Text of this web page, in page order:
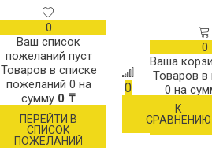
0
Ваш список
пожеланий пуст
Товаров в списке
пожеланий 0 на
сумму 0 ₸
ПЕРЕЙТИ В
СПИСОК
ПОЖЕЛАНИЙ
0
К
СРАВНЕНИЮ
0
Ваша
Товаров в
0 на